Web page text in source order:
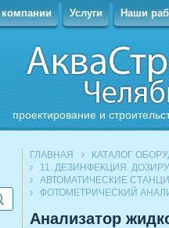
проектирование и
Услуги Наши
ГЛАВНАЯ
КАТАЛОГ
11. ДЕЗИНФЕКЦИЯ.
АВТОМАТИЧЕСКИЕ
ФОТОМЕТРИЧЕСКИЙ
Анализатор